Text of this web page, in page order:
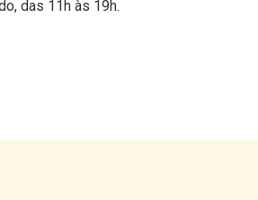
das 11h às 19h.